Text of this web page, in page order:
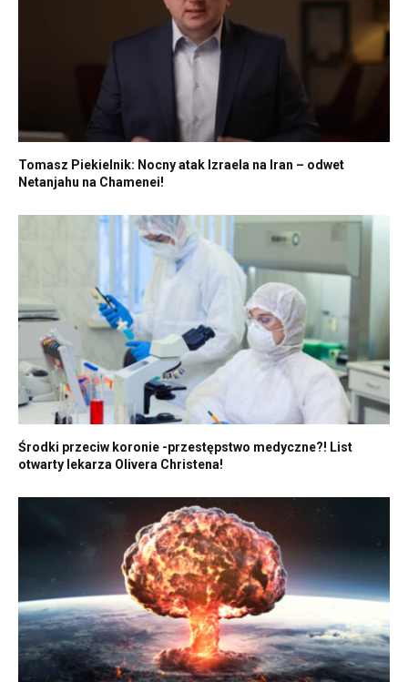
Tomasz Piekielnik: Nocny atak Izraela na Iran – odwet
Netanjahu na Chamenei!
Środki przeciw koronie -przestępstwo medyczne?! List
otwarty lekarza Olivera Christena!